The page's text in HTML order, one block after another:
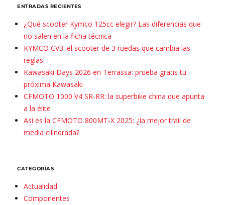
ENTRADAS RECIENTES
¿Qué scooter Kymco 125cc elegir? Las diferencias que
no salen en la ficha técnica
KYMCO CV3: el scooter de 3 ruedas que cambia las
reglas
Kawasaki Days 2026 en Terrassa: prueba gratis tu
próxima Kawasaki
CFMOTO 1000 V4 SR-RR: la superbike china que apunta
a la élite
Así es la CFMOTO 800MT-X 2025: ¿la mejor trail de
media cilindrada?
CATEGORÍAS
Actualidad
Componentes